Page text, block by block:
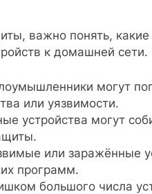
важно понять,
к домашней
могут
или уязвимости.
устройства могут
или заражённые
программ.
большого числа